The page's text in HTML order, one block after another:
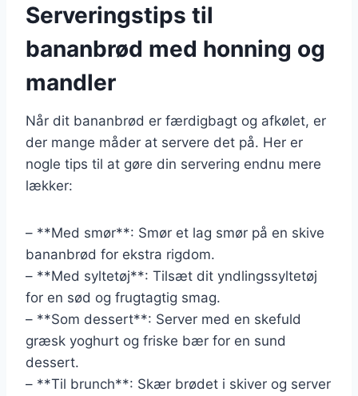
Serveringstips til
bananbrød med honning og
mandler
Når dit bananbrød er færdigbagt og afkølet, er
der mange måder at servere det på. Her er
nogle tips til at gøre din servering endnu mere
lækker:
– **Med smør**: Smør et lag smør på en skive
bananbrød for ekstra rigdom.
– **Med syltetøj**: Tilsæt dit yndlingssyltetøj
for en sød og frugtagtig smag.
– **Som dessert**: Server med en skefuld
græsk yoghurt og friske bær for en sund
dessert.
– **Til brunch**: Skær brødet i skiver og server